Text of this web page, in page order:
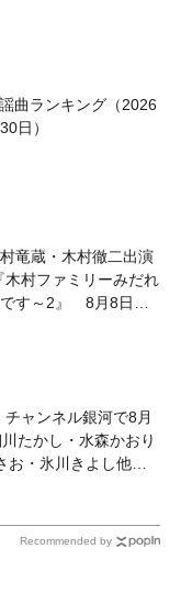
曲ランキング（2026
日）
竜蔵・木村徹二出演
村ファミリーみだれ
す～2』 8月8日
ャンネル銀河で8月
たかし・水森かおり
・氷川きよし他登
Recommended by